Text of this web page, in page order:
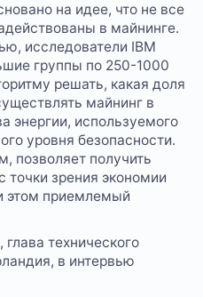
на идее, что не все
в майнинге.
исследователи IBM
группы по 250-1000
решать, какая доля
майнинг в
энергии, используемого
уровня безопасности.
позволяет получить
точки зрения экономии
этом приемлемый
технического
в интервью